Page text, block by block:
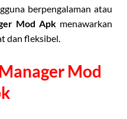
berpengalaman atau
Mod Apk menawarkan
dan fleksibel.
Mod